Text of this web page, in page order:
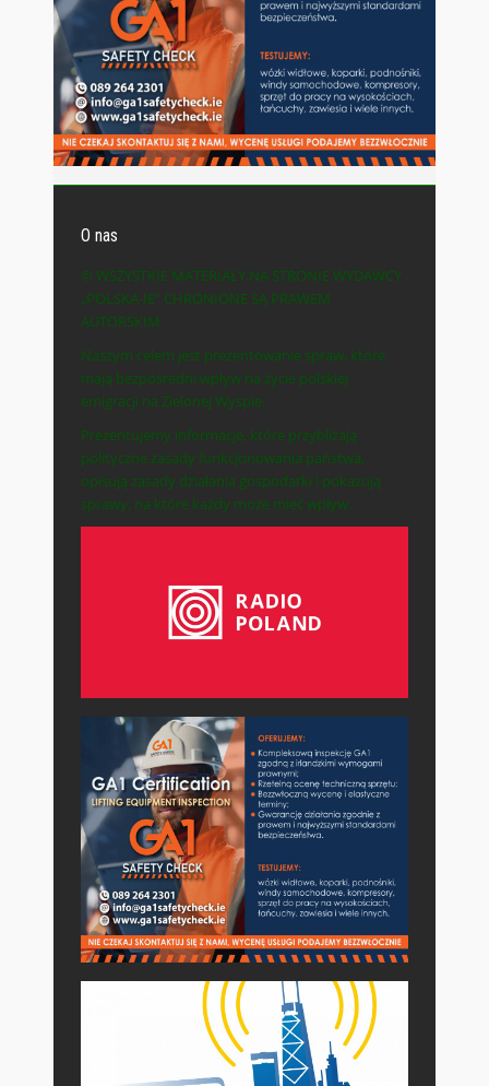
O nas
© WSZYSTKIE MATERIAŁY NA STRONIE WYDAWCY
„POLSKA-IE” CHRONIONE SĄ PRAWEM
AUTORSKIM.
Naszym celem jest prezentowanie spraw, które
mają bezpośredni wpływ na życie polskiej
emigracji na Zielonej Wyspie.
Prezentujemy informacje, które przybliżają
polityczne zasady funkcjonowania państwa,
opisują zasady działania gospodarki i pokazują
sprawy, na które każdy może mieć wpływ.